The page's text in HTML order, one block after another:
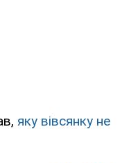
яку вівсянку не